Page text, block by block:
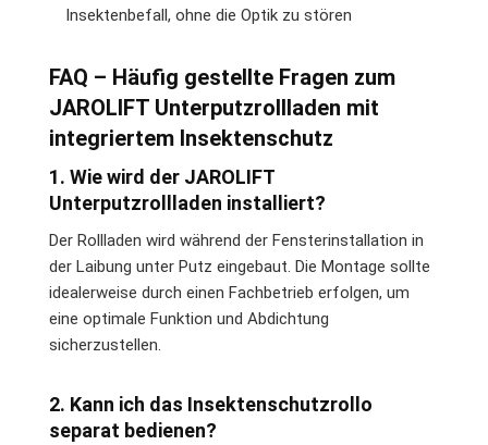
Insektenbefall, ohne die Optik zu stören
FAQ – Häufig gestellte Fragen zum
JAROLIFT Unterputzrollladen mit
integriertem Insektenschutz
1. Wie wird der JAROLIFT
Unterputzrollladen installiert?
Der Rollladen wird während der Fensterinstallation in
der Laibung unter Putz eingebaut. Die Montage sollte
idealerweise durch einen Fachbetrieb erfolgen, um
eine optimale Funktion und Abdichtung
sicherzustellen.
2. Kann ich das Insektenschutzrollo
separat bedienen?